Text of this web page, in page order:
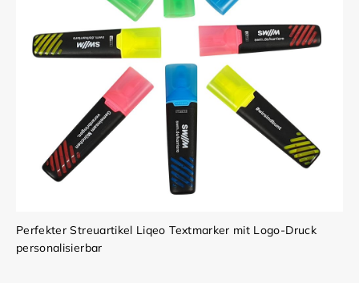
Perfekter Streuartikel Liqeo Textmarker mit Logo-Druck
personalisierbar